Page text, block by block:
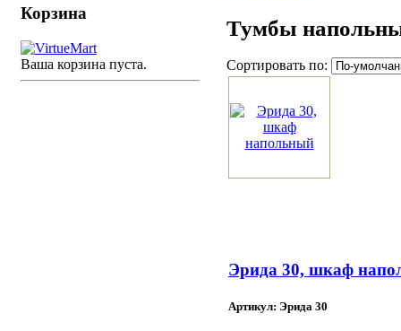
Корзина
Ваша корзина пуста.
Тумбы
Сортировать по:
Эрида 30, шкаф
Артикул: Эрида 30